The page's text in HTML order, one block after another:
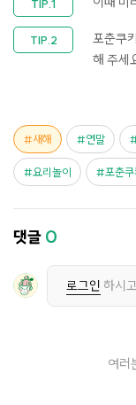
포춘쿠
해 주세
새해 연말
요리놀이 포춘쿠
댓글 0
로그인 하시
여러